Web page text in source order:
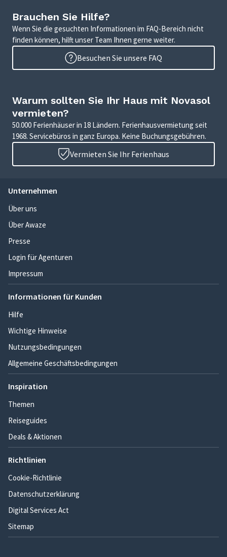
Brauchen Sie Hilfe?
Wenn Sie die gesuchten Informationen im FAQ-Bereich nicht
finden können, hilft unser Team Ihnen gerne weiter.
Besuchen Sie unsere FAQ
Warum sollten Sie Ihr Haus mit Novasol
vermieten?
50.000 Ferienhäuser in 18 Ländern. Ferienhausvermietung seit
1968. Servicebüros in ganz Europa. Keine Buchungsgebühren.
Vermieten Sie Ihr Ferienhaus
Unternehmen
Über uns
Über Awaze
Presse
Login für Agenturen
Impressum
Informationen für Kunden
Hilfe
Wichtige Hinweise
Nutzungsbedingungen
Allgemeine Geschäftsbedingungen
Inspiration
Themen
Reiseguides
Deals & Aktionen
Richtlinien
Cookie-Richtlinie
Datenschutzerklärung
Digital Services Act
Sitemap